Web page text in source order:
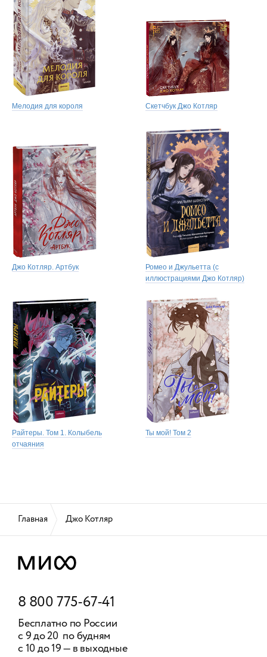
Мелодия для короля Скетчбук Джо Котляр
Джо Котляр. Артбук
Ромео и Джульетта (с
иллюстрациями Джо Котляр)
Райтеры. Том 1. Колыбель
отчаяния
Ты мой! Том 2
Главная Джо Котляр
8 800 775-67-41
Бесплатно по России
с 9 до 20 по будням
с 10 до 19 — в выходные